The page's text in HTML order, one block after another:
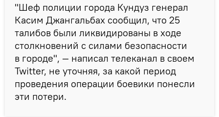
"Шеф полиции города Кундуз генерал
Касим Джангальбах сообщил, что 25
талибов были ликвидированы в ходе
столкновений с силами безопасности
в городе", — написал телеканал в своем
Twitter, не уточняя, за какой период
проведения операции боевики понесли
эти потери.